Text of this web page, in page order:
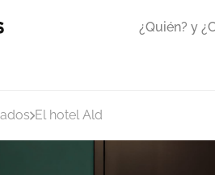
¿Quién? y
El hotel Ald